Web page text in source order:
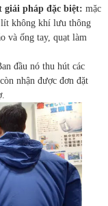
giải pháp đặc biệt: mặc
lít không khí lưu thông
và ống tay, quạt làm
đầu nó thu hút các
nhận được đơn đặt